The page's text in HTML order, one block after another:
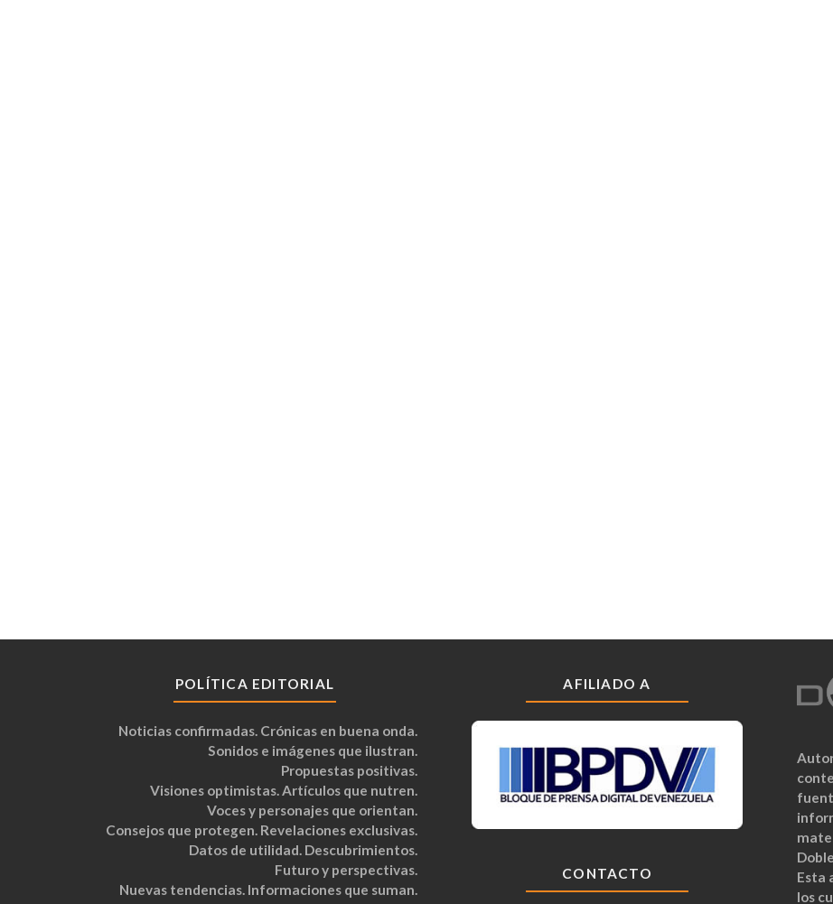
POLÍTICA EDITORIAL
Noticias confirmadas. Crónicas en buena onda.
Sonidos e imágenes que ilustran.
Propuestas positivas.
Visiones optimistas. Artículos que nutren.
Voces y personajes que orientan.
Consejos que protegen. Revelaciones exclusivas.
Datos de utilidad. Descubrimientos.
Futuro y perspectivas.
Nuevas tendencias. Informaciones que suman.
AFILIADO A
CONTACTO
Esta
los